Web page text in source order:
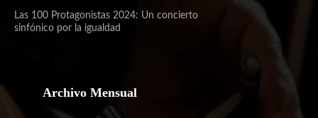
Las 100 Protagonistas 2024: Un concierto
sinfónico por la igualdad
Archivo Mensual